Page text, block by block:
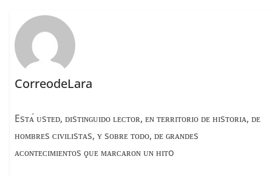
k
CorreodeLara
Esᴛᴀ́ ᴜsᴛᴇᴅ, ᴅɪsᴛɪɴɢᴜɪᴅᴏ ʟᴇᴄᴛᴏʀ, ᴇɴ ᴛᴇʀʀɪᴛᴏʀɪᴏ ᴅᴇ ʜɪsᴛᴏʀɪᴀ, ᴅᴇ
ʜᴏᴍʙʀᴇs ᴄɪᴠɪʟɪsᴛᴀs, ʏ sᴏʙʀᴇ ᴛᴏᴅᴏ, ᴅᴇ ɢʀᴀɴᴅᴇs
ᴀᴄᴏɴᴛᴇᴄɪᴍɪᴇɴᴛᴏs ϙᴜᴇ ᴍᴀʀᴄᴀʀᴏɴ ᴜɴ ʜɪᴛo